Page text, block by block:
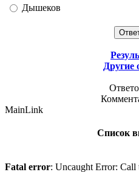
Дышеков
Другие
MainLink
Список
Fatal error: Uncaught Error: